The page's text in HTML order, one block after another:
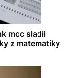
moc sladil
z matematiky